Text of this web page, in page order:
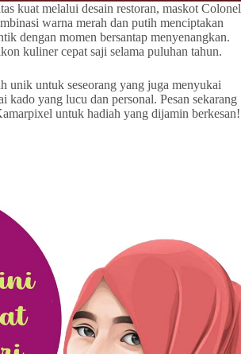
kuat melalui desain restoran, maskot Colonel
warna merah dan putih menciptakan
dengan momen bersantap menyenangkan.
kuliner cepat saji selama puluhan tahun.
unik untuk seseorang yang juga menyukai
yang lucu dan personal. Pesan sekarang
untuk hadiah yang dijamin berkesan!